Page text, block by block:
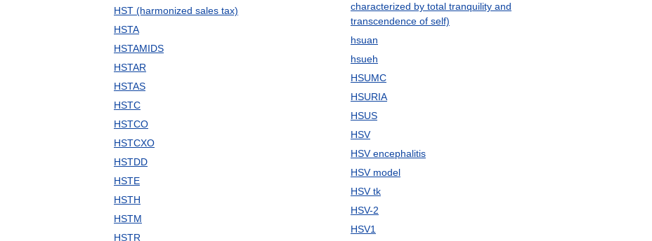
HST (harmonized sales tax)
HSTA
HSTAMIDS
HSTAR
HSTAS
HSTC
HSTCO
HSTCXO
HSTDD
HSTE
HSTH
HSTM
HSTR
characterized by total tranquility and
transcendence of self)
hsuan
hsueh
HSUMC
HSURIA
HSUS
HSV
HSV encephalitis
HSV model
HSV tk
HSV-2
HSV1